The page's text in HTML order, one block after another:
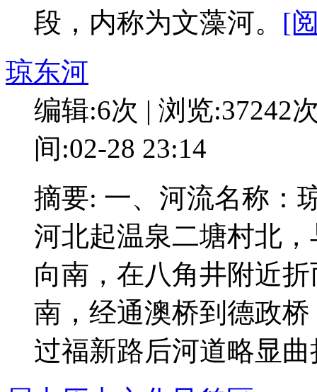
段，内称为文藻河。 [
琼东河
编辑:6次 | 浏览:37242
间:02-28 23:14
摘要: 一、河流名称
河北起温泉二塘村北
向南，在八角井附近
南，经通澳桥到德政
过福新路后河道略显曲